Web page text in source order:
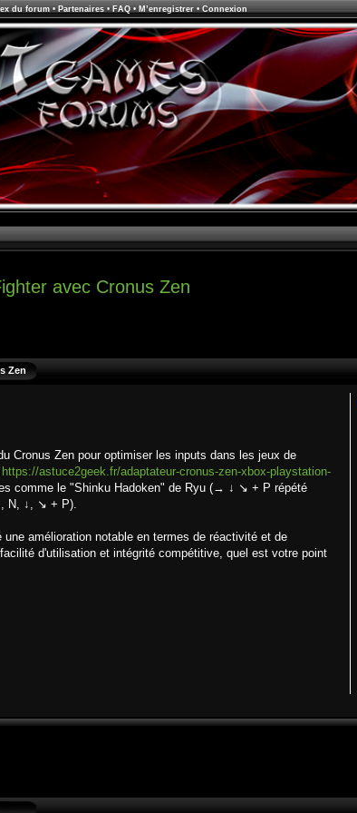
du forum• Partenaires• FAQ• M’enregistrer• Connexion
avec Cronus Zen
Zen
Cronus Zen pour optimiser les inputs dans les jeux de
https://astuce2geek.fr/adaptateur-cronus-zen-xbox-playstation-
comme le "Shinku Hadoken" de Ryu (→ ↓ ↘ + P répété
N, ↓, ↘ + P).
amélioration notable en termes de réactivité et de
d'utilisation et intégrité compétitive, quel est votre point